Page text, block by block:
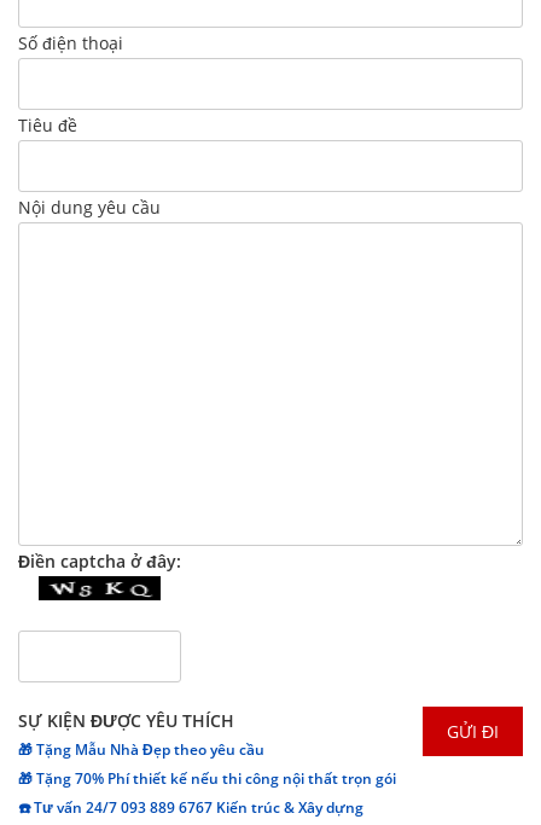
Số điện thoại
Tiêu đề
Nội dung yêu cầu
Điền captcha ở đây:
SỰ KIỆN ĐƯỢC YÊU THÍCH
🎁 Tặng Mẫu Nhà Đẹp theo yêu cầu
🎁 Tặng 70% Phí thiết kế nếu thi công nội thất trọn gói
☎️ Tư vấn 24/7 093 889 6767 Kiến trúc & Xây dựng